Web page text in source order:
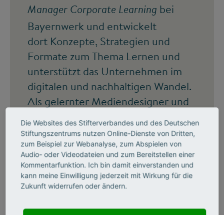
Manager Corporate Learning bei
Bayernwerk und entwickelt
dort Konzepte, Strategien und
Formate zum Thema Lernen und
unterstützt das Unternehmen im
digitalen und nachhaltigen Wandel.
Als gelernter Mediendesigner und
langjähriger Podcaster
er sich seit vielen Jahren
autodidaktisch mit der
soziologischen, ökonomischen,
politischen, philosophischen,
pädagogischen und kulturellen
Perspektive der Digitalisierung.
Die Websites des Stifterverbandes und des Deutschen
Stiftungszentrums nutzen Online-Dienste von Dritten,
zum Beispiel zur Webanalyse, zum Abspielen von
Audio- oder Videodateien und zum Bereitstellen einer
Kommentarfunktion. Ich bin damit einverstanden und
kann meine Einwilligung jederzeit mit Wirkung für die
Zukunft widerrufen oder ändern.